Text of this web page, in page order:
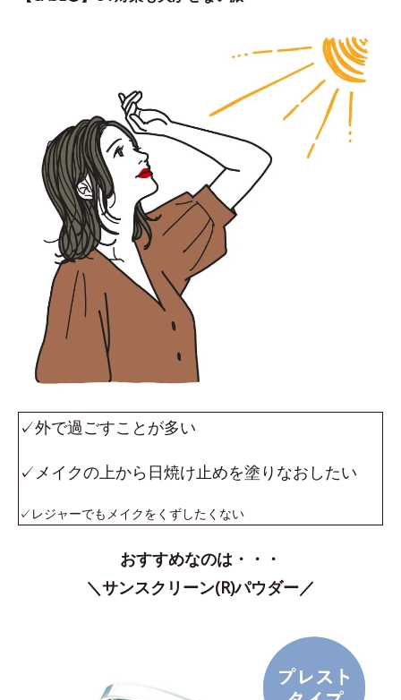
✓外で過ごすことが多い
✓メイクの上から日焼け止めを塗りなおしたい
✓レジャーでもメイクをくずしたくない
おすすめなのは・・・
＼サンスクリーン(R)パウダー／